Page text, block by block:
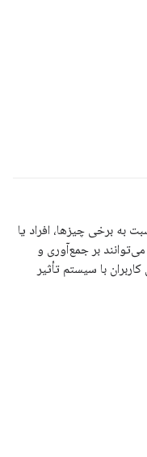
به برخی چیزها، افراد یا
بر جمع‌آوری و
با سیستم تأثیر